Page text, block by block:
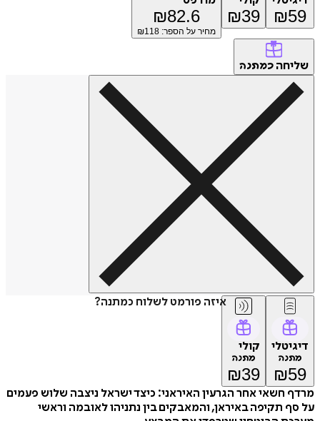
₪
₪ 39
₪82.6
מחיר על הספר: ₪118
כמתנה
איזה פורמט לשלוח כמתנה?
₪
קולי
מתנה
₪ 39
חשאי אחר הגרעין האיראני: כיצד ישראל ניצבה שלוש פעמים
תקיפה באיראן, והמאבקים בין נתניהו לאובמה וראשי